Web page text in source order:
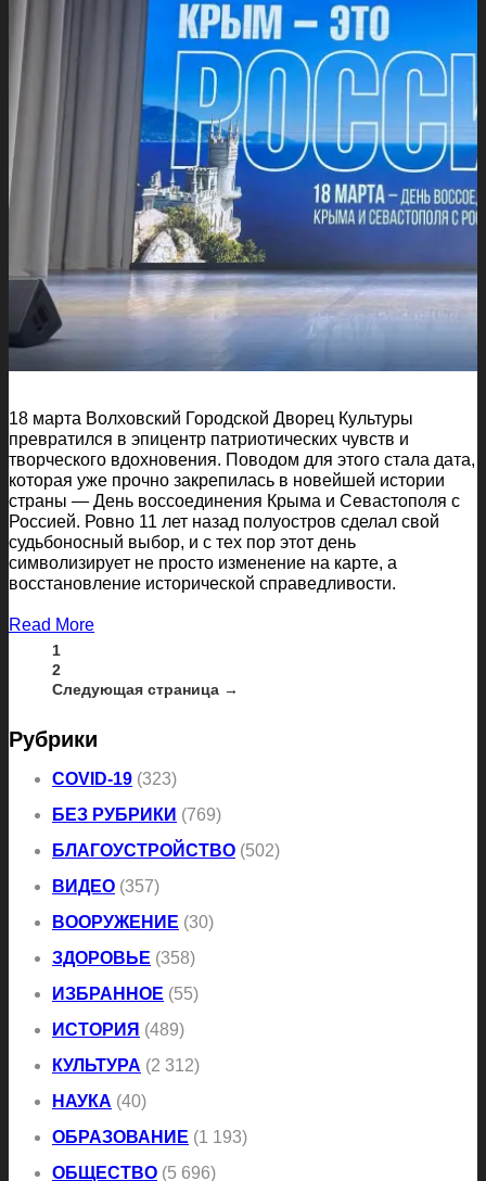
18 марта Волховский Городской Дворец Культуры
превратился в эпицентр патриотических чувств и
творческого вдохновения. Поводом для этого стала дата,
которая уже прочно закрепилась в новейшей истории
страны — День воссоединения Крыма и Севастополя с
Россией. Ровно 11 лет назад полуостров сделал свой
судьбоносный выбор, и с тех пор этот день
символизирует не просто изменение на карте, а
восстановление исторической справедливости.
Read More
1
2
Следующая страница →
Рубрики
COVID-19 (323)
БЕЗ РУБРИКИ (769)
БЛАГОУСТРОЙСТВО (502)
ВИДЕО (357)
ВООРУЖЕНИЕ (30)
ЗДОРОВЬЕ (358)
ИЗБРАННОЕ (55)
ИСТОРИЯ (489)
КУЛЬТУРА (2 312)
НАУКА (40)
ОБРАЗОВАНИЕ (1 193)
ОБЩЕСТВО (5 696)